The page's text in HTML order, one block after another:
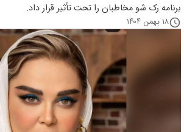
برنامه رک شو مخاطبان را تحت تأثیر قرار داد.
۱۸ بهمن ۱۴۰۴